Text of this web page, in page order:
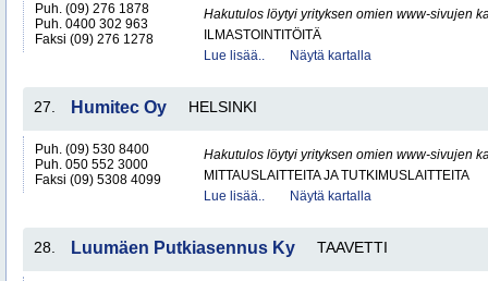
Puh. (09) 276 1878
Puh. 0400 302 963
Faksi (09) 276 1278
Hakutulos löytyi yrityksen omien www-sivujen
ILMASTOINTITÖITÄ
Lue lisää..
Näytä kartalla
27. Humitec Oy HELSINKI
Puh. (09) 530 8400
Puh. 050 552 3000
Faksi (09) 5308 4099
Hakutulos löytyi yrityksen omien www-sivujen
MITTAUSLAITTEITA JA TUTKIMUSLAITTEITA
Lue lisää..
Näytä kartalla
28. Luumäen Putkiasennus Ky TAAVETTI